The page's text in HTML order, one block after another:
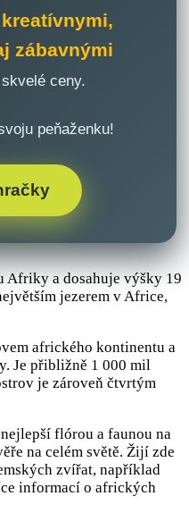
kreatívnymi,
zábavnými
ceny.
peňaženku!
Afriky a dosahuje výšky 19
jezerem v Africe,
afrického kontinentu a
Je přibližně 1 000 mil
je zároveň čtvrtým
flórou a faunou na
na celém světě. Žijí zde
zvířat, například
informací o afrických